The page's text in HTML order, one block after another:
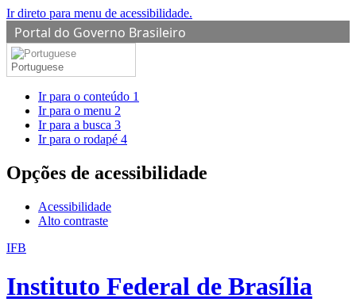
Ir direto para menu de acessibilidade.
Portal do Governo Brasileiro
Portuguese
Ir para o conteúdo 1
Ir para o menu 2
Ir para a busca 3
Ir para o rodapé 4
Opções de acessibilidade
Acessibilidade
Alto contraste
IFB
Instituto Federal de Brasília